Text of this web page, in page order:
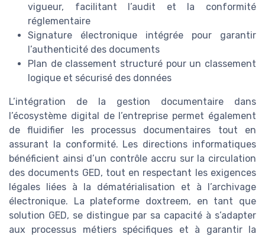
vigueur, facilitant l’audit et la conformité
réglementaire
Signature électronique intégrée pour garantir
l’authenticité des documents
Plan de classement structuré pour un classement
logique et sécurisé des données
L’intégration de la gestion documentaire dans
l’écosystème digital de l’entreprise permet également
de fluidifier les processus documentaires tout en
assurant la conformité. Les directions informatiques
bénéficient ainsi d’un contrôle accru sur la circulation
des documents GED, tout en respectant les exigences
légales liées à la dématérialisation et à l’archivage
électronique. La plateforme doxtreem, en tant que
solution GED, se distingue par sa capacité à s’adapter
aux processus métiers spécifiques et à garantir la